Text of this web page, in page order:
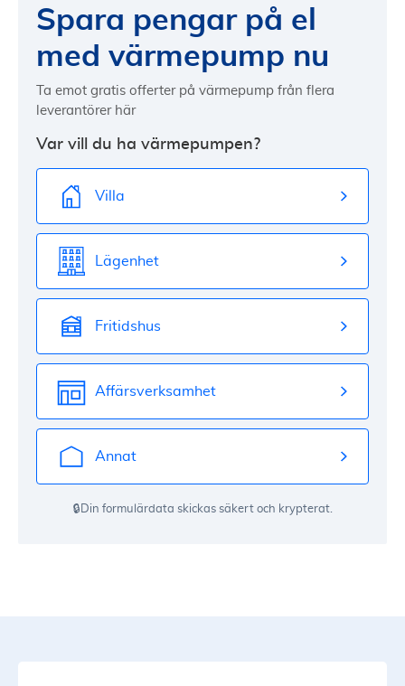
Spara pengar på el
med värmepump nu
Ta emot gratis offerter på värmepump från flera
leverantörer här
Var vill du ha värmepumpen?
Villa
Lägenhet
Fritidshus
Affärsverksamhet
Annat
🔒Din formulärdata skickas säkert och krypterat.